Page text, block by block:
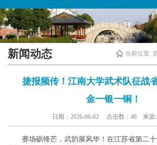
新闻动态 当前位置:
捷报频传！江南大学武术队征战
金一银一铜！
日期：2026-06-02 点击数： 46 来源:
赛场砺锋芒，武韵展风华！在江苏省第二